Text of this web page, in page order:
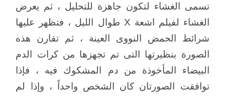
تسمى الغشاء لتكون جاهزة للتحليل ، ثم يعرض
الغشاء لفيلم اشعة X طوال الليل ، فتظهر عليها
شرائط الحمض النووى العينة ، ثم تقارن هذه
الصورة بنظيرتها التى تم تجهزها من كرات الدم
البيضاء المأخوذة من دم المشكوك فيه ، فإذا
توافقت الصورتان كان الشخص واحداً ، وإذا لم